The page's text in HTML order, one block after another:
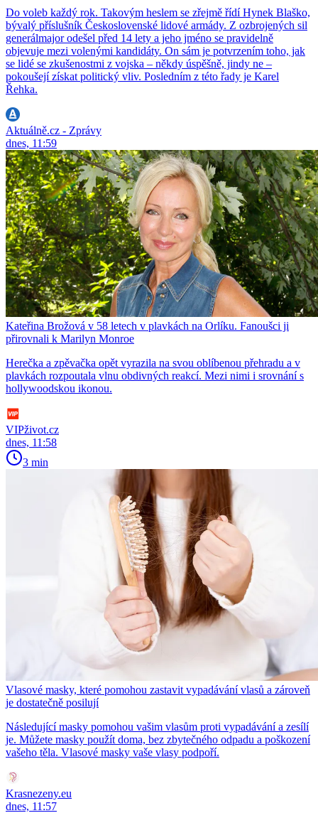
Do voleb každý rok. Takovým heslem se zřejmě řídí Hynek Blaško,
bývalý příslušník Československé lidové armády. Z ozbrojených sil
generálmajor odešel před 14 lety a jeho jméno se pravidelně
objevuje mezi volenými kandidáty. On sám je potvrzením toho, jak
se lidé se zkušenostmi z vojska – někdy úspěšně, jindy ne –
pokoušejí získat politický vliv. Posledním z této řady je Karel
Řehka.
Aktuálně.cz - Zprávy
dnes, 11:59
Kateřina Brožová v 58 letech v plavkách na Orlíku. Fanoušci ji
přirovnali k Marilyn Monroe
Herečka a zpěvačka opět vyrazila na svou oblíbenou přehradu a v
plavkách rozpoutala vlnu obdivných reakcí. Mezi nimi i srovnání s
hollywoodskou ikonou.
VIPživot.cz
dnes, 11:58
3 min
Vlasové masky, které pomohou zastavit vypadávání vlasů a zároveň
je dostatečně posilují
Následující masky pomohou vašim vlasům proti vypadávání a zesílí
je. Můžete masky použít doma, bez zbytečného odpadu a poškození
vašeho těla. Vlasové masky vaše vlasy podpoří.
Krasnezeny.eu
dnes, 11:57